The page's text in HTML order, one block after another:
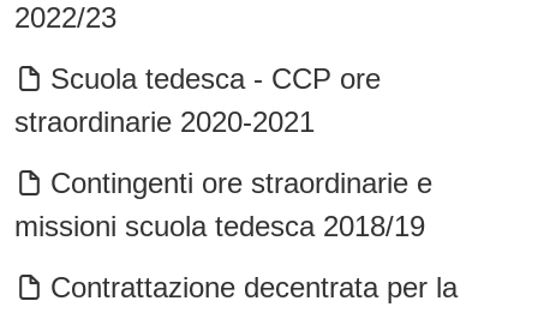
2022/23
Scuola tedesca - CCP ore
straordinarie 2020-2021
Contingenti ore straordinarie e
missioni scuola tedesca 2018/19
Contrattazione decentrata per la